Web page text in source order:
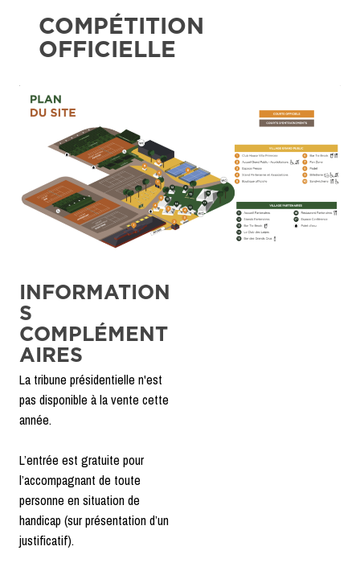
COMPÉTITION
OFFICIELLE
INFORMATION
S
COMPLÉMENT
AIRES
La tribune présidentielle n'est
pas disponible à la vente cette
année.
L’entrée est gratuite pour
l’accompagnant de toute
personne en situation de
handicap (sur présentation d’un
justificatif).